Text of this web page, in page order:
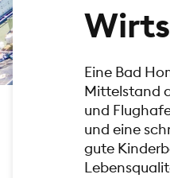
Eine Bad
Mittelstand
und
und eine
gute